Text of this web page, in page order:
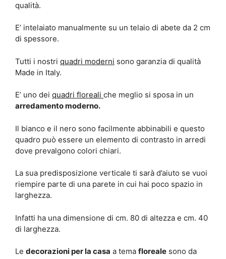
qualità.
E’ intelaiato manualmente su un telaio di abete da 2 cm
di spessore.
Tutti i nostri quadri moderni sono garanzia di qualità
Made in Italy.
E’ uno dei quadri floreali che meglio si sposa in un
arredamento moderno.
Il bianco e il nero sono facilmente abbinabili e questo
quadro può essere un elemento di contrasto in arredi
dove prevalgono colori chiari.
La sua predisposizione verticale ti sarà d’aiuto se vuoi
riempire parte di una parete in cui hai poco spazio in
larghezza.
Infatti ha una dimensione di cm. 80 di altezza e cm. 40
di larghezza.
Le decorazioni per la casa a tema floreale sono da